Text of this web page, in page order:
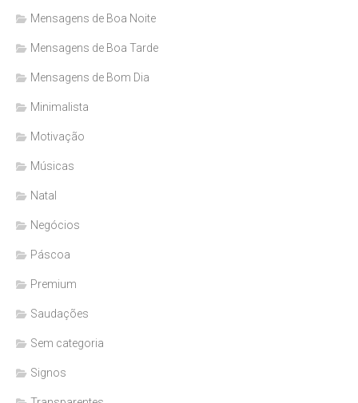
Mensagens de Boa Noite
Mensagens de Boa Tarde
Mensagens de Bom Dia
Minimalista
Motivação
Músicas
Natal
Negócios
Páscoa
Premium
Saudações
Sem categoria
Signos